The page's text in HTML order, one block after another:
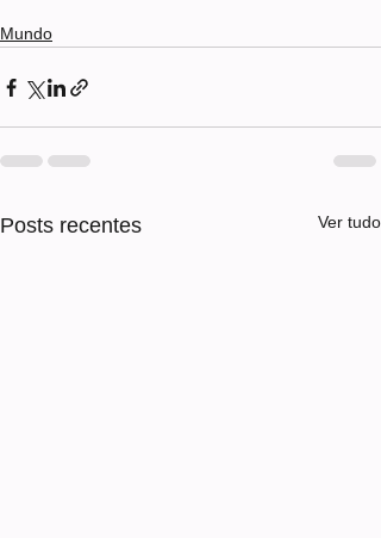
Mundo
Posts recentes Ver tudo